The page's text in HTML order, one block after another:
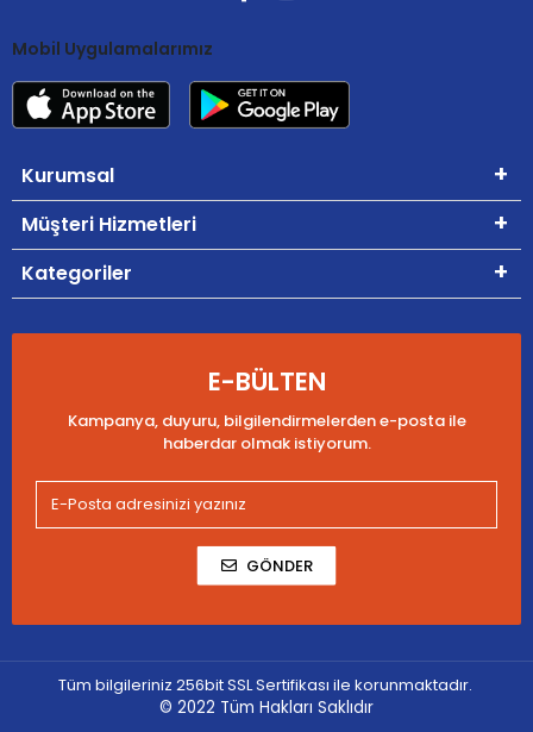
Mobil Uygulamalarımız
Kurumsal
Müşteri Hizmetleri
Kategoriler
E-BÜLTEN
Kampanya, duyuru, bilgilendirmelerden e-posta ile
haberdar olmak istiyorum.
GÖNDER
Tüm bilgileriniz 256bit SSL Sertifikası ile korunmaktadır.
© 2022 Tüm Hakları Saklıdır